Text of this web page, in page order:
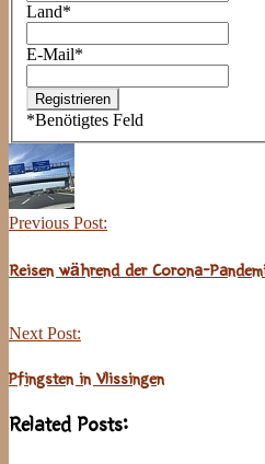
Land*
E-Mail*
*Benötigtes Feld
Post
Navigation
Previous Post:
Reisen während der Corona-
Next Post:
Pfingsten in Vlissingen
Related Posts: